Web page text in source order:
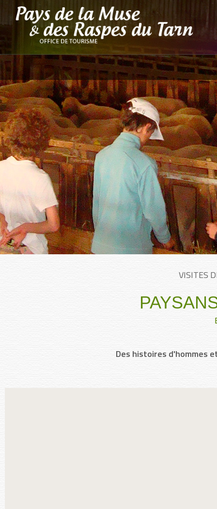
VISITES
Des histoires d'hommes